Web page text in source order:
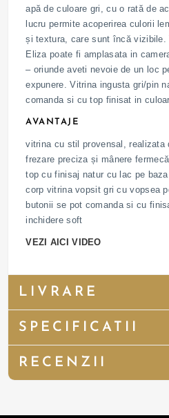
apă de culoare gri, cu o rată de
lucru permite acoperirea culorii
și textura, care sunt încă vizibile.
Eliza poate fi amplasata in
– oriunde aveti nevoie de un loc
expunere. Vitrina ingusta gri/pin
comanda si cu top finisat in
AVANTAJE
vitrina cu stil provensal, realizata
frezare preciza și mânere
top cu finisaj natur cu lac pe
corp vitrina vopsit gri cu vopsea
butonii se pot comanda si cu
inchidere soft
VEZI AICI VIDEO
LIVRARE
SPECIFICATII
RECENZII